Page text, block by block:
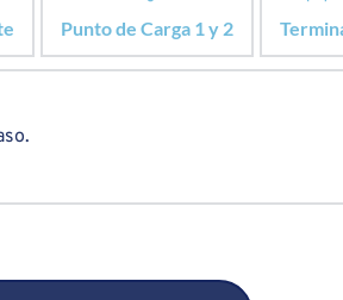
Punto de Carga 1 y 2